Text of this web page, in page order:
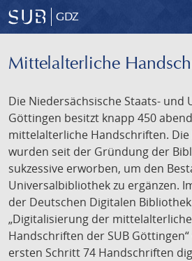
GDZ
Mittelalterliche
Die Niedersächsische Staats-
Göttingen besitzt knapp 450
mittelalterliche Handschriften.
wurden seit der Gründung der
sukzessive erworben, um den
Universalbibliothek zu ergänzen.
der Deutschen Digitalen
„Digitalisierung der
Handschriften der SUB
ersten Schritt 74 Handschriften